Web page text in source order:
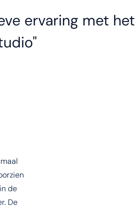
ervaring met het
de
De